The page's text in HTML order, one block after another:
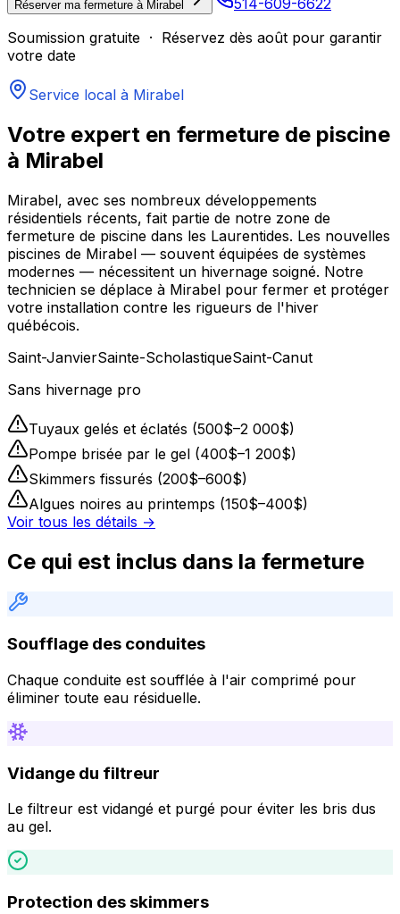
Réserver ma fermeture à Mirabel
Soumission gratuite · Réservez dès août pour garantir
votre date
Service local à Mirabel
Votre expert en fermeture de piscine
à Mirabel
Mirabel, avec ses nombreux développements
résidentiels récents, fait partie de notre zone de
fermeture de piscine dans les Laurentides. Les nouvelles
piscines de Mirabel — souvent équipées de systèmes
modernes — nécessitent un hivernage soigné. Notre
technicien se déplace à Mirabel pour fermer et protéger
votre installation contre les rigueurs de l'hiver
québécois.
Saint-JanvierSainte-ScholastiqueSaint-Canut
Sans hivernage pro
Tuyaux gelés et éclatés (500$–2 000$)
Pompe brisée par le gel (400$–1 200$)
Skimmers fissurés (200$–600$)
Algues noires au printemps (150$–400$)
Voir tous les détails →
Ce qui est inclus dans la fermeture
Soufflage des conduites
Chaque conduite est soufflée à l'air comprimé pour
éliminer toute eau résiduelle.
Vidange du filtreur
Le filtreur est vidangé et purgé pour éviter les bris dus
au gel.
Protection des skimmers